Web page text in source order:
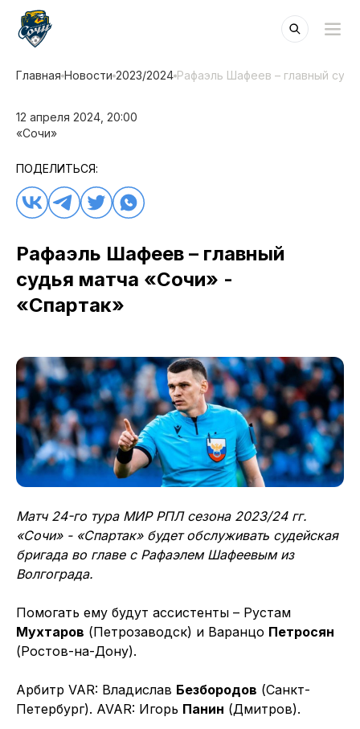
Главная Новости 2023/2024 Рафаэль Шафеев – главный
12 апреля 2024, 20:00
«Сочи»
ПОДЕЛИТЬСЯ:
Рафаэль Шафеев – главный
судья матча «Сочи» -
«Спартак»
Матч 24-го тура МИР РПЛ сезона 2023/24 гг.
«Сочи» - «Спартак» будет обслуживать судейская
бригада во главе с Рафаэлем Шафеевым из
Волгограда.
Помогать ему будут ассистенты – Рустам
Мухтаров (Петрозаводск) и Варанцо Петросян
(Ростов-на-Дону).
Арбитр VAR: Владислав Безбородов (Санкт-
Петербург). AVAR: Игорь Панин (Дмитров).